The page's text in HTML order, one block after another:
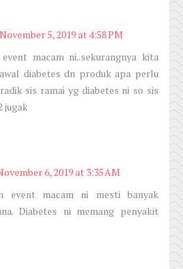
November 5, 2019 at 4:58 PM
macam ni..sekurangnya kita
diabetes dn produk apa perlu
sis ramai yg diabetes ni so sis
jugak
6, 2019 at 3:35 AM
event macam ni mesti banyak
Diabetes ni memang penyakit